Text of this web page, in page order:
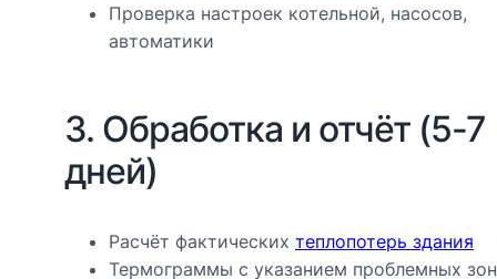
Проверка настроек котельной, насосов,
автоматики
3. Обработка и отчёт (5-7
дней)
Расчёт фактических теплопотерь здания
Термограммы с указанием проблемных зон